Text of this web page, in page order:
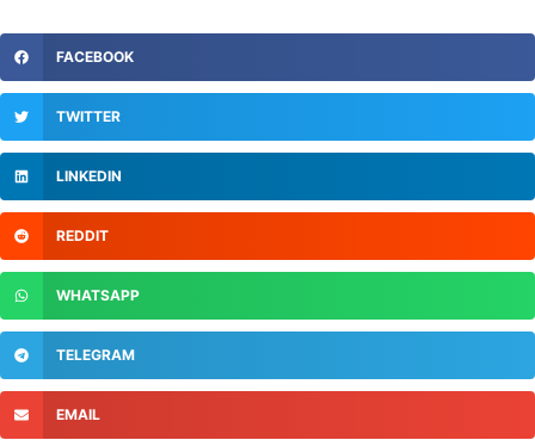
FACEBOOK
TWITTER
LINKEDIN
REDDIT
WHATSAPP
TELEGRAM
EMAIL